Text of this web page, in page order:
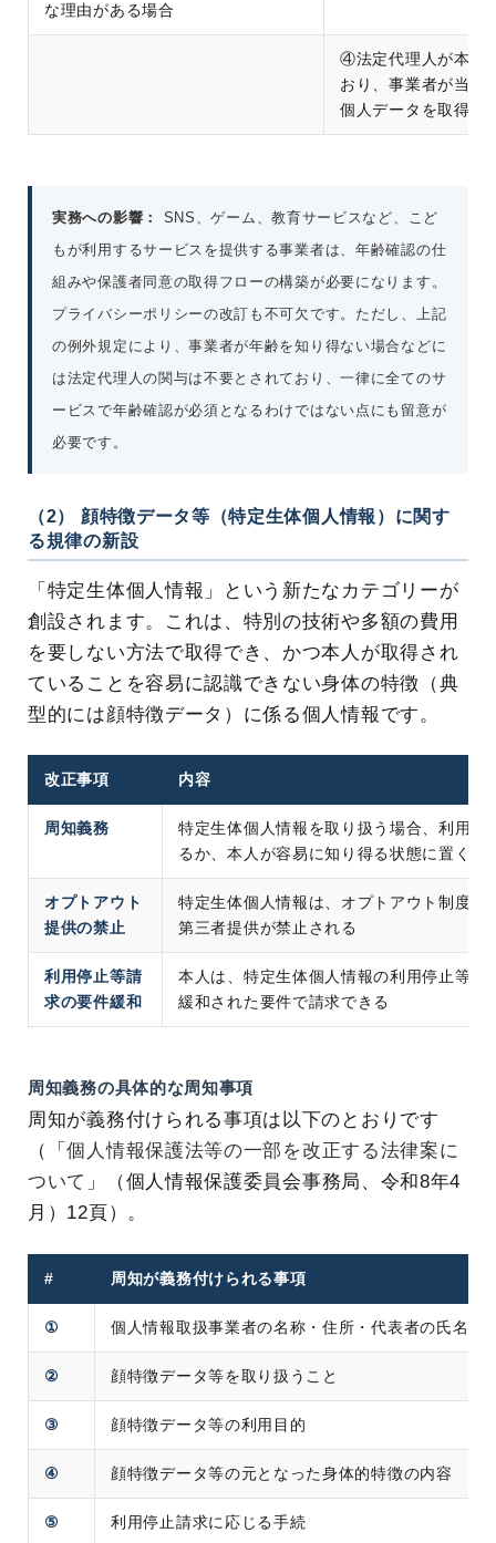
な理由がある場合
④法定代理人が本人
おり、事業者が当該
個人データを取得し
実務への影響：
SNS、ゲーム、教育サービスなど、こど
もが利用するサービスを提供する事業者は、年齢確認の仕
組みや保護者同意の取得フローの構築が必要になります。
プライバシーポリシーの改訂も不可欠です。ただし、上記
の例外規定により、事業者が年齢を知り得ない場合などに
は法定代理人の関与は不要とされており、一律に全てのサ
ービスで年齢確認が必須となるわけではない点にも留意が
必要です。
（2） 顔特徴データ等（特定生体個人情報）に関す
る規律の新設
「特定生体個人情報」という新たなカテゴリーが
創設されます。これは、特別の技術や多額の費用
を要しない方法で取得でき、かつ本人が取得され
ていることを容易に認識できない身体の特徴（典
型的には顔特徴データ）に係る個人情報です。
改正事項 内容
周知義務
特定生体個人情報を取り扱う場合、利用
るか、本人が容易に知り得る状態に置くこ
オプトアウト
提供の禁止
特定生体個人情報は、オプトアウト制度
第三者提供が禁止される
利用停止等請
求の要件緩和
本人は、特定生体個人情報の利用停止等
緩和された要件で請求できる
周知義務の具体的な周知事項
周知が義務付けられる事項は以下のとおりです
（「個人情報保護法等の一部を改正する法律案に
ついて 」（個人情報保護委員会事務局、令和8年4
月）12頁）。
# 周知が義務付けられる事項
① 個人情報取扱事業者の名称・住所・代表者の氏名
② 顔特徴データ等を取り扱うこと
③ 顔特徴データ等の利用目的
④ 顔特徴データ等の元となった身体的特徴の内容
⑤ 利用停止請求に応じる手続